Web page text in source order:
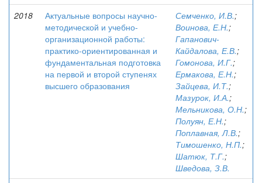
2018
Актуальные вопросы научно-
методической и учебно-
организационной работы:
практико-ориентированная и
фундаментальная подготовка
на первой и второй ступенях
высшего образования
Семченко, И.В.;
Воинова, Е.Н.;
Гапанович-
Кайдалова, Е.В.;
Гомонова, И.Г.;
Ермакова, Е.Н.;
Зайцева, И.Т.;
Мазурок, И.А.;
Мельникова, О.Н.;
Полуян, Е.Н.;
Поплавная, Л.В.;
Тимошенко, Н.П.;
Шатюк, Т.Г.;
Шведова, З.В.